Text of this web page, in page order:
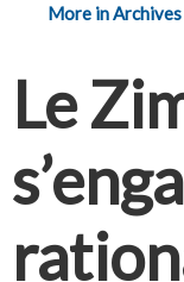
More in Archives
Le